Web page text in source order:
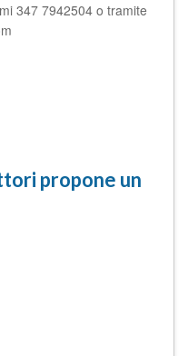
347 7942504 o tramite
propone un